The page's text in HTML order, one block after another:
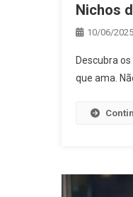
Nichos
10/06/2025
Descubra
que ama.